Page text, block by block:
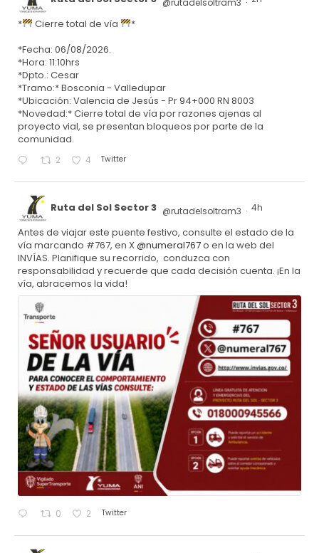
* Cierre total de vía
*
*Fecha: 06/08/2026.
*Hora: 11:10hrs
*Dpto.: Cesar
*Tramo:* Bosconia - Valledupar
*Ubicación: Valencia de Jesús - Pr 94+000 RN 8003
*Novedad:* Cierre total de vía por razones ajenas al
proyecto vial, se presentan bloqueos por parte de la
comunidad.
2 4 Twitter
Ruta del Sol Sector 3 @rutadelsoltram3 · 4h
Antes de viajar este puente festivo, consulte el estado de la
vía marcando #767, en X@numeral767o en la web del
INVÍAS. Planifique su recorrido, conduzca con
responsabilidad y recuerde que cada decisión cuenta. ¡En la
vía, abracemos la vida!
0 2 Twitter